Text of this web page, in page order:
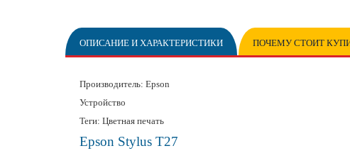
ОПИСАНИЕ И ХАРАКТЕРИСТИКИ ПОЧЕМУ СТОИТ
Производитель: Epson
Устройство
Теги: Цветная печать
Epson Stylus T27